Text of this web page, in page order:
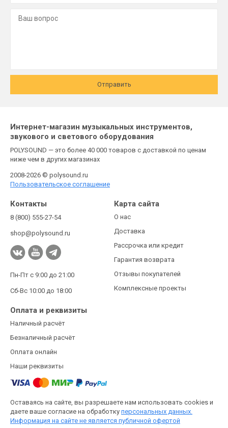
Отправить
Интернет-магазин музыкальных инструментов,
звукового и светового оборудования
POLYSOUND — это более 40 000 товаров с доставкой по ценам
ниже чем в других магазинах
2008-2026 © polysound.ru
Пользовательское соглашение
Контакты
8 (800) 555-27-54
shop@polysound.ru
Пн-Пт с 9:00 до 21:00
Сб-Вс 10:00 до 18:00
Карта сайта
О нас
Доставка
Рассрочка или кредит
Гарантия возврата
Отзывы покупателей
Комплексные проекты
Оплата и реквизиты
Наличный расчёт
Безналичный расчёт
Оплата онлайн
Наши реквизиты
Оставаясь на сайте, вы разрешаете нам использовать cookies и
даете ваше согласие на обработку персональных данных.
Информация на сайте не является публичной офертой